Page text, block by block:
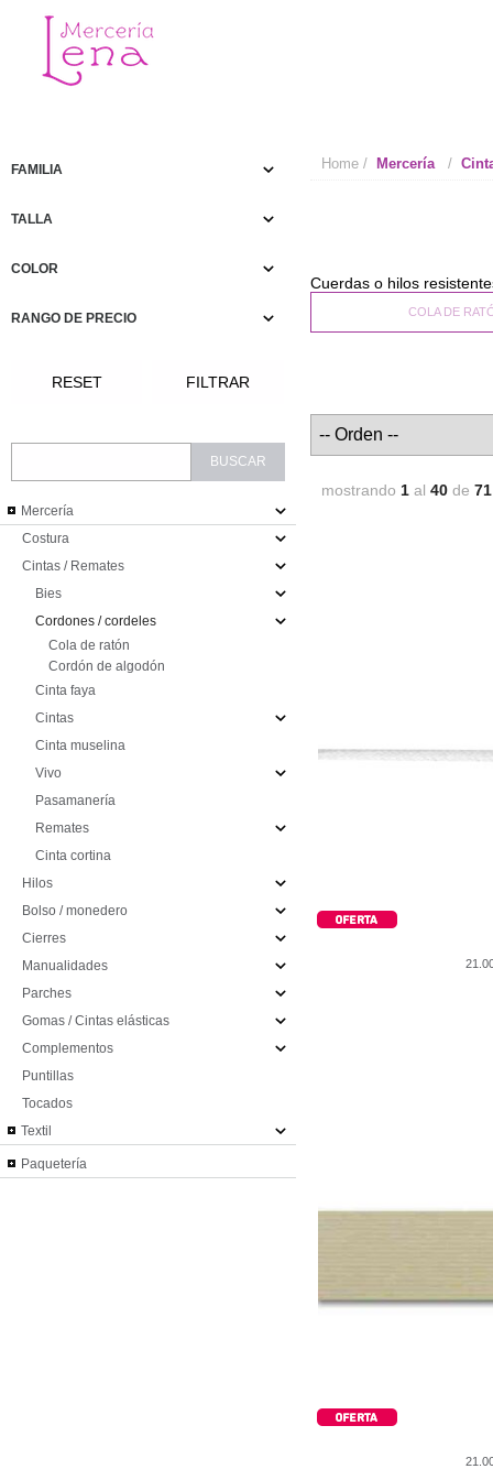
FAMILIA
TALLA
COLOR
RANGO DE PRECIO
Mercería
Costura
Cintas / Remates
Bies
Cordones / cordeles
Cola de ratón
Cordón de algodón
Cinta faya
Cintas
Cinta muselina
Vivo
Pasamanería
Remates
Cinta cortina
Hilos
Bolso / monedero
Cierres
Manualidades
Parches
Gomas / Cintas elásticas
Complementos
Puntillas
Tocados
Textil
Paquetería
Home Mercería
Cuerdas o hilos
COLA DE
mostrando 1 al40 de 71